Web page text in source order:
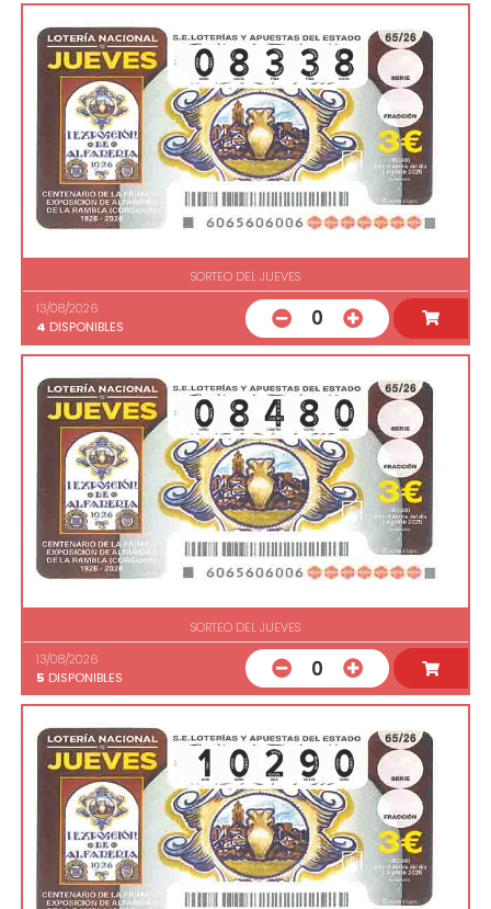
SORTEO DEL JUEVES
13/08/2026
4 DISPONIBLES 0
SORTEO DEL JUEVES
13/08/2026
5 DISPONIBLES 0